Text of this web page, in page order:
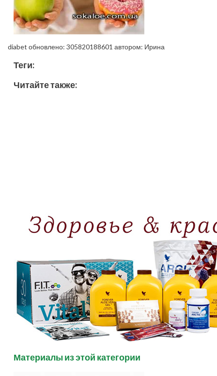
diabet обновлено: 305820188601 автором: Ирина
Теги:
Читайте также:
Материалы из этой категории